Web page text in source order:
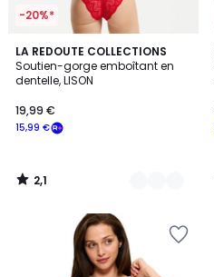
-20%*
LA REDOUTE COLLECTIONS
Soutien-gorge emboîtant en
dentelle, LISON
15,99 €
19,99 €
2,1
/
5
4
Couleurs
2,1
/